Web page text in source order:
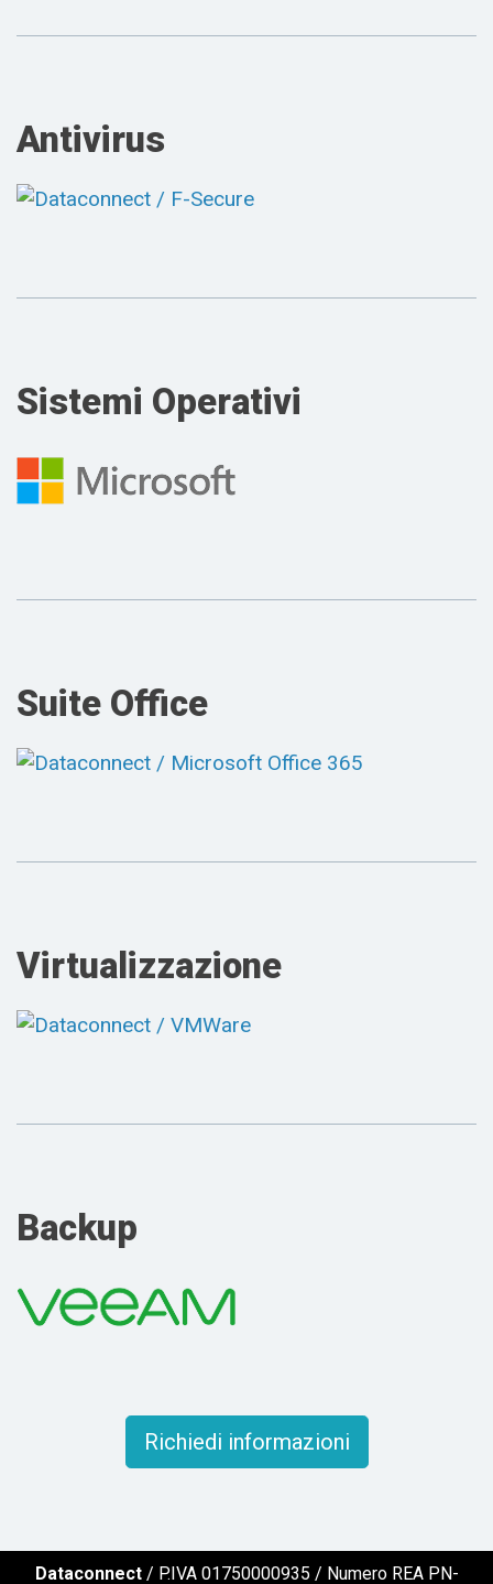
Antivirus
Sistemi Operativi
Suite Office
Virtualizzazione
Backup
Richiedi informazioni
Dataconnect/ P.IVA 01750000935 / Numero REA PN-